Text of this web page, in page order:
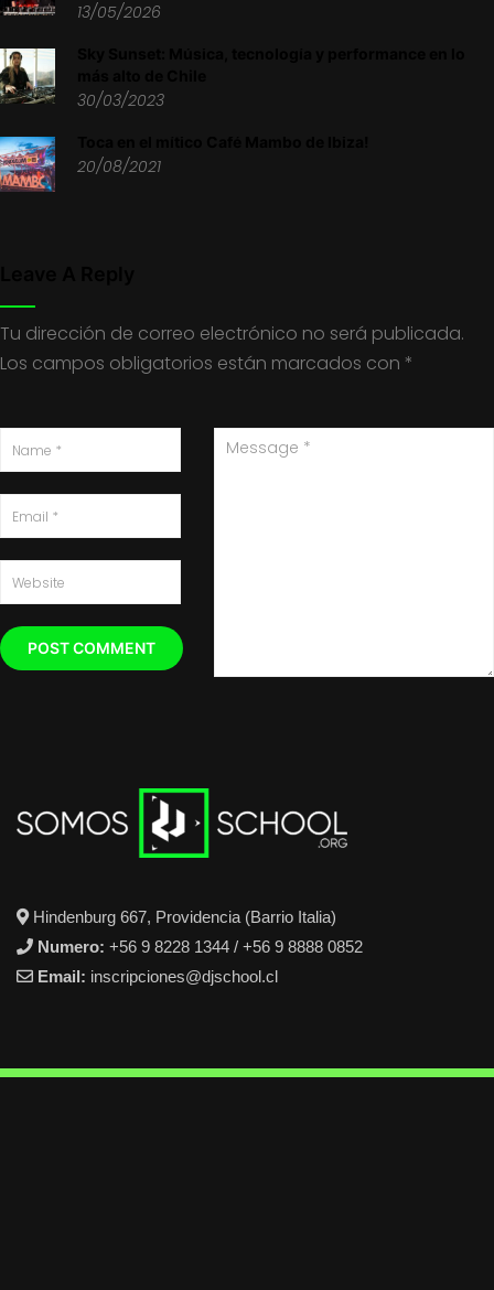
13/05/2026
30/03/2023
20/08/2021
Tu dirección de correo electrónico no será publicada.
Los campos obligatorios están marcados con *
Hindenburg 667, Providencia (Barrio Italia)
Numero: +56 9 8228 1344 / +56 9 8888 0852
Email: inscripciones@djschool.cl